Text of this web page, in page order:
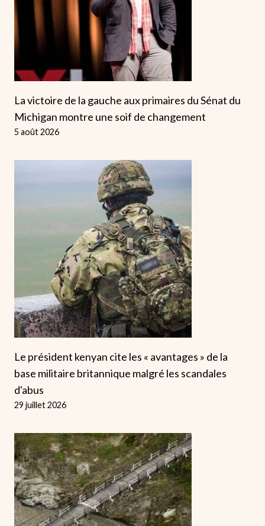
La victoire de la gauche aux primaires du Sénat du
Michigan montre une soif de changement
5 août 2026
Le président kenyan cite les « avantages » de la
base militaire britannique malgré les scandales
d'abus
29 juillet 2026